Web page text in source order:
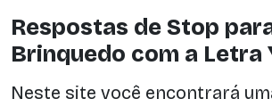
Respostas de Stop
Brinquedo com a Letra
Neste site você encontrará